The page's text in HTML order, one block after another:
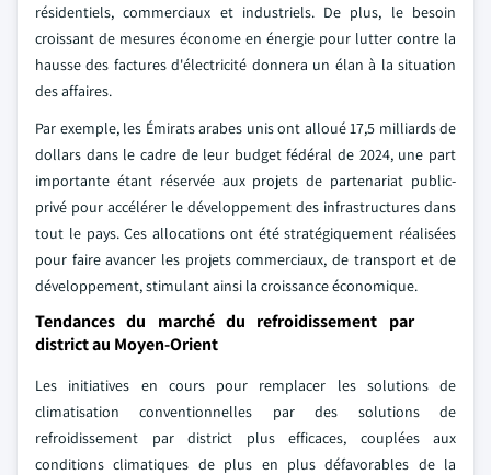
résidentiels, commerciaux et industriels. De plus, le besoin
croissant de mesures économe en énergie pour lutter contre la
hausse des factures d'électricité donnera un élan à la situation
des affaires.
Par exemple, les Émirats arabes unis ont alloué 17,5 milliards de
dollars dans le cadre de leur budget fédéral de 2024, une part
importante étant réservée aux projets de partenariat public-
privé pour accélérer le développement des infrastructures dans
tout le pays. Ces allocations ont été stratégiquement réalisées
pour faire avancer les projets commerciaux, de transport et de
développement, stimulant ainsi la croissance économique.
Tendances du marché du refroidissement par
district au Moyen-Orient
Les initiatives en cours pour remplacer les solutions de
climatisation conventionnelles par des solutions de
refroidissement par district plus efficaces, couplées aux
conditions climatiques de plus en plus défavorables de la